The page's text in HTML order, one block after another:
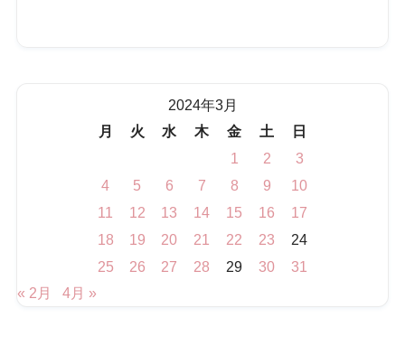
2024年3月
月
火 水 木 金 土
日
1
2
3
4
5 6 7 8 9
10
11
12 13 14 15 16
17
18
19 20 21 22 23
24
25
26 27 28 29 30
31
« 2月
4月 »